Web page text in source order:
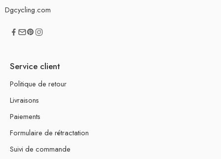
Dgcycling.com
Service client
Politique de retour
Livraisons
Paiements
Formulaire de rétractation
Suivi de commande